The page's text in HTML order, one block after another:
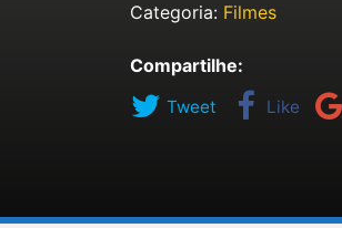
Categoria: Filmes
Compartilhe:
Tweet Like